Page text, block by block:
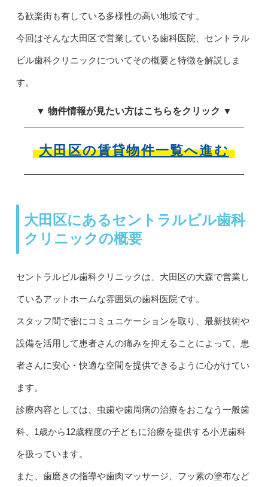
る歓楽街も有している多様性の高い地域です。
今回はそんな大田区で営業している歯科医院、セントラル
ビル歯科クリニックについてその概要と特徴を解説しま
す。
▼ 物件情報が見たい方はこちらをクリック ▼
大田区の賃貸物件一覧へ進む
大田区にあるセントラルビル歯科
クリニックの概要
セントラルビル歯科クリニックは、大田区の大森で営業し
ているアットホームな雰囲気の歯科医院です。
スタッフ間で密にコミュニケーションを取り、最新技術や
設備を活用して患者さんの痛みを抑えることによって、患
者さんに安心・快適な空間を提供できるように心がけてい
ます。
診療内容としては、虫歯や歯周病の治療をおこなう一般歯
科、1歳から12歳程度の子どもに治療を提供する小児歯科
を扱っています。
また、歯磨きの指導や歯肉マッサージ、フッ素の塗布など